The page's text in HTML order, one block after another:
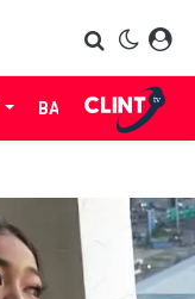
BABES LIFE